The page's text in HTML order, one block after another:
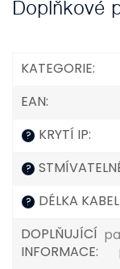
Doplňkové
KATEGORIE:
EAN:
? KRYTÍ IP:
?
? DÉLKA
DOPLŇUJÍCÍ
INFORMACE: